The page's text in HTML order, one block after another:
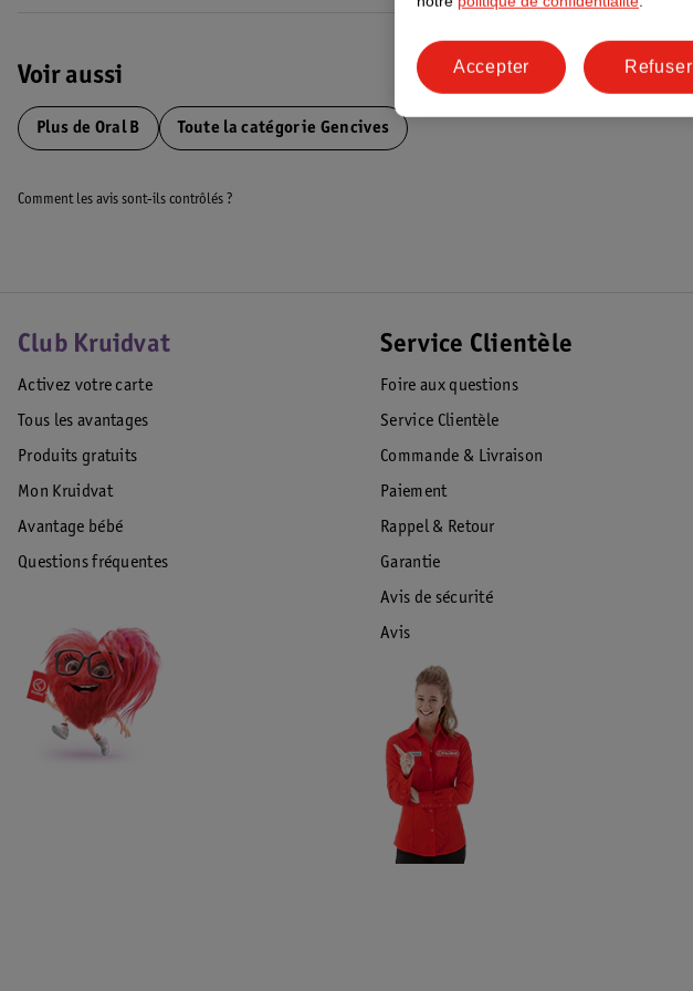
Voir aussi
Plus de Oral B Toute la catégorie Gencives
Comment les avis sont-ils contrôlés ?
Club Kruidvat
Activez votre carte
Tous les avantages
Produits gratuits
Mon Kruidvat
Avantage bébé
Questions fréquentes
Service Clientèle
Foire aux questions
Service Clientèle
Commande & Livraison
Paiement
Rappel & Retour
Garantie
Avis de sécurité
Avis
Refuser
Accepter